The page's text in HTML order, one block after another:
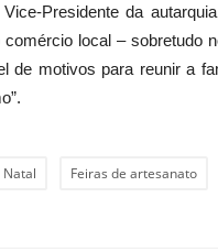
Presidente da
local – sobretudo
de motivos para reunir a
Natal Feiras de artesanato
cinema ao ar